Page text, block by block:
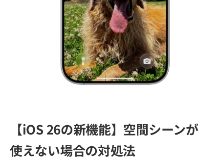
【iOS 26の新機能】空間シーンが
使えない場合の対処法